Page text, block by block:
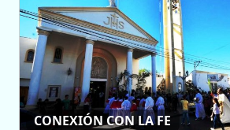
CONEXIÓN CON LA FE